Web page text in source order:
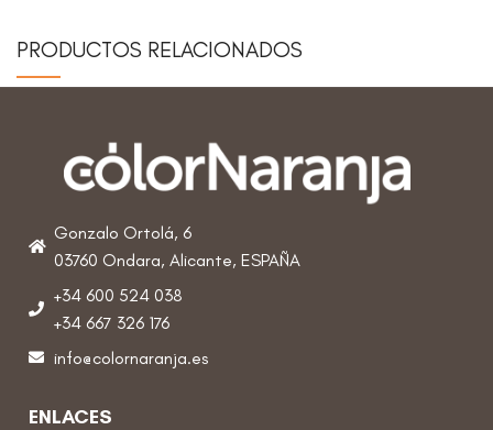
PRODUCTOS RELACIONADOS
Gonzalo Ortolá, 6
03760 Ondara, Alicante, ESPAÑA
+34 600 524 038
+34 667 326 176
info@colornaranja.es
ENLACES